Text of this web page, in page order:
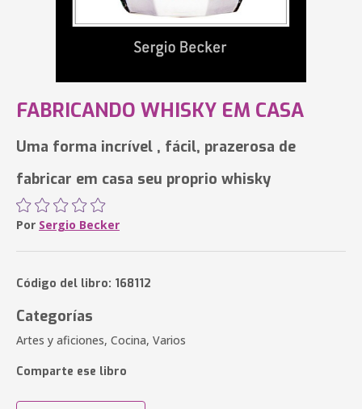
FABRICANDO WHISKY EM CASA
Uma forma incrível , fácil, prazerosa de
fabricar em casa seu proprio whisky
Por Sergio Becker
Código del libro: 168112
Categorías
Artes y aficiones, Cocina, Varios
Comparte ese libro